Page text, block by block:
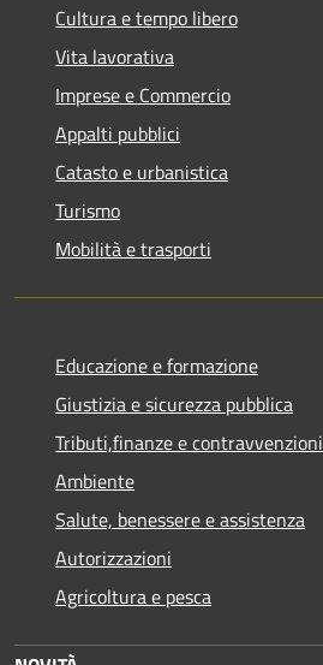
Cultura e tempo libero
Vita lavorativa
Imprese e Commercio
Appalti pubblici
Catasto e urbanistica
Turismo
Mobilità e trasporti
Educazione e formazione
Giustizia e sicurezza pubblica
Tributi,finanze e contravvenzioni
Ambiente
Salute, benessere e assistenza
Autorizzazioni
Agricoltura e pesca